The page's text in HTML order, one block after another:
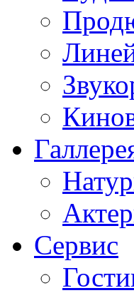
Сервис